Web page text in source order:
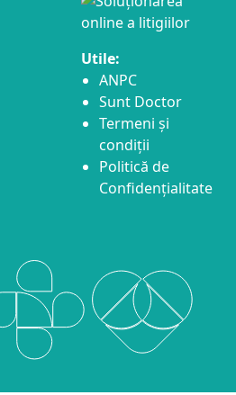
Utile:
ANPC
Sunt Doctor
Termeni și
condiții
Politică de
Confidențialitate